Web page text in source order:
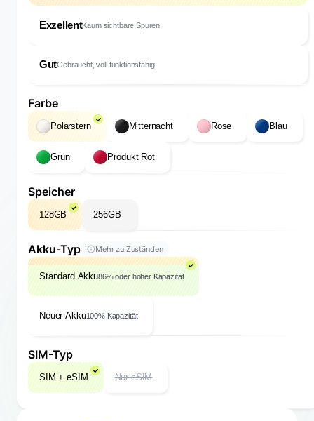
ExzellentKaum sichtbare Spuren
GutGebraucht, voll funktionsfähig
Farbe
Polarstern Mitternacht Rose Blau
Grün Produkt Rot
Speicher
128GB 256GB
Akku-Typ Mehr zu Zuständen
Standard Akku86% oder höher Kapazität
Neuer Akku100% Kapazität
SIM-Typ
SIM + eSIM Nur eSIM